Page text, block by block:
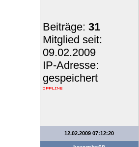
Beiträge: 31
Mitglied seit:
09.02.2009
IP-Adresse:
gespeichert
12.02.2009 07:12:20